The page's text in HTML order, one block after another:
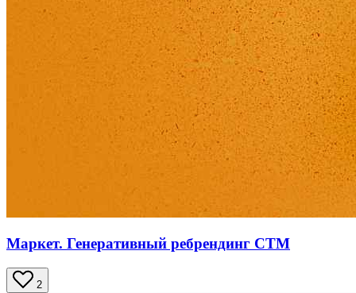
Маркет. Генеративный ребрендинг СТМ
2